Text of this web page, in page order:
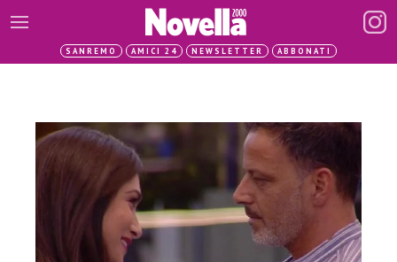
SANREMO AMICI 24 NEWSLETTER ABBONATI